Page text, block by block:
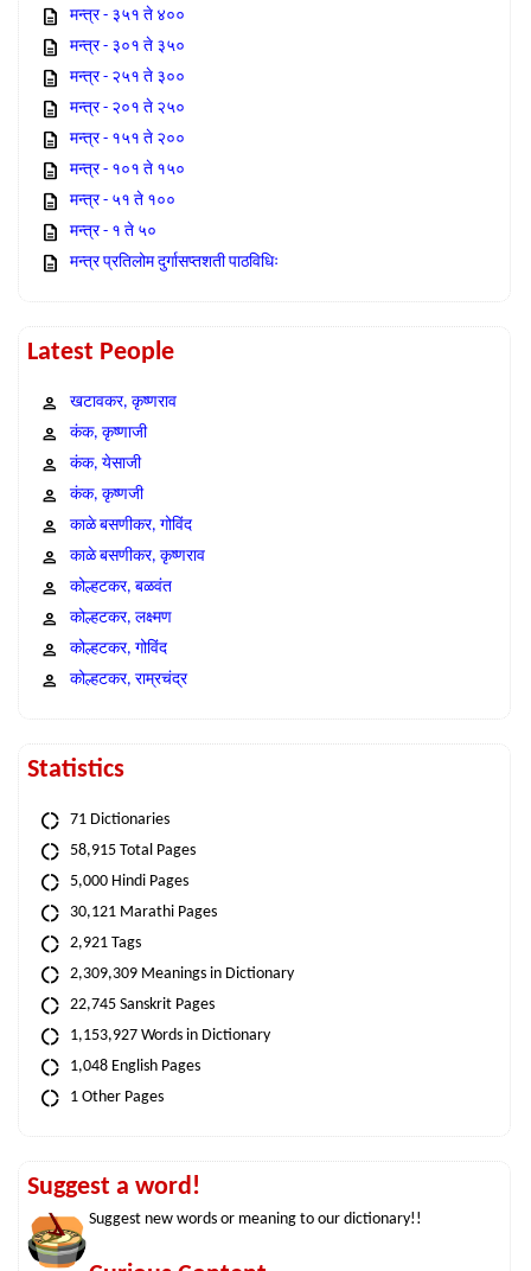
मन्त्र - ३५१ ते ४००
मन्त्र - ३०१ ते ३५०
मन्त्र - २५१ ते ३००
मन्त्र - २०१ ते २५०
मन्त्र - १५१ ते २००
मन्त्र - १०१ ते १५०
मन्त्र - ५१ ते १००
मन्त्र - १ ते ५०
मन्त्र प्रतिलोम दुर्गासप्तशती पाठविधिः
Latest People
खटावकर, कृष्णराव
कंक, कृष्णाजी
कंक, येसाजी
कंक, कृष्णजी
काळे बसणीकर, गोविंद
काळे बसणीकर, कृष्णराव
कोल्हटकर, बळवंत
कोल्हटकर, लक्ष्मण
कोल्हटकर, गोविंद
कोल्हटकर, राम्रचंद्र
Statistics
71 Dictionaries
58,915 Total Pages
5,000 Hindi Pages
30,121 Marathi Pages
2,921 Tags
2,309,309 Meanings in Dictionary
22,745 Sanskrit Pages
1,153,927 Words in Dictionary
1,048 English Pages
1 Other Pages
Suggest a word!
Suggest new words or meaning to our dictionary!!